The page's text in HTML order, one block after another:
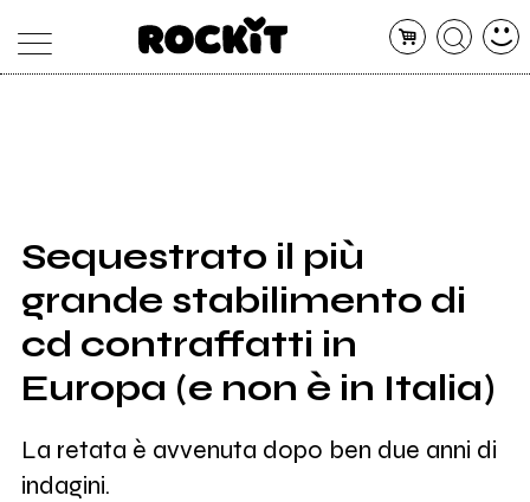
SHOP
RADIO
Sequestrato il più
grande stabilimento di
cd contraffatti in
Europa (e non è in Italia)
La retata è avvenuta dopo ben due anni di
indagini.